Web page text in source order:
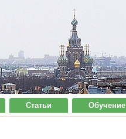
Статьи Обучение